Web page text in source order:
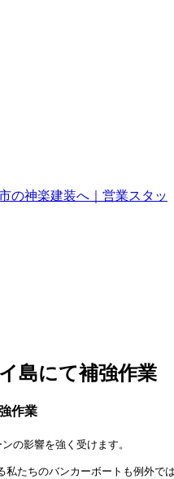
島にて補強作業
作業
の影響を強く受けます。
私たちのバンカーボートも例外で